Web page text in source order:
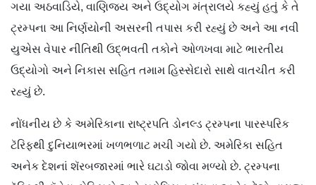
ગયા અઠવાડિયે, વાણિજ્ય અને ઉદ્યોગ મંત્રાલયે કહ્યું હતું કે તે
ટ્રમ્પના આ નિર્ણયોની અસરની તપાસ કરી રહ્યું છે અને આ નવી
યુએસ વેપાર નીતિથી ઉદ્ભવતી તકોને ઓળખવા માટે ભારતીય
ઉદ્યોગો અને નિકાસ સહિત તમામ હિસ્સેદારો સાથે વાતચીત કરી
રહ્યું છે.
નોંધનીય છે કે અમેરિકાના રાષ્ટ્રપતિ ડોનલ્ડ ટ્રમ્પના પારસ્પરિક
ટૅરિફથી દુનિયાભરમાં ખળભળાટ મચી ગયો છે. અમેરિકા સહિત
અનેક દેશનાં શૅરબજારમાં ભારે ઘટાડો જોવા મળ્યો છે. ટ્રમ્પના